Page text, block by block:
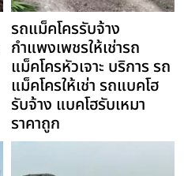
รถแม็คโครรับจ้าง
กำแพงเพชรให้เช่ารถ
แม็คโครหัวเจาะ บริการ รถ
แม็คโครให้เช่า รถแบคโฮ
รับจ้าง แบคโฮรับเหมา
ราคาถูก